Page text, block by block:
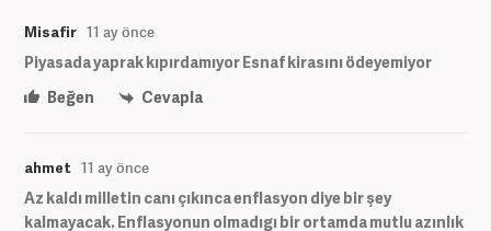
Misafir 11 ay önce
Piyasada yaprak kıpırdamıyor Esnaf kirasını ödeyemiyor
Beğen
Cevapla
ahmet 11 ay önce
Az kaldı milletin canı çıkınca enflasyon diye bir şey
kalmayacak. Enflasyonun olmadıgı bir ortamda mutlu azınlık